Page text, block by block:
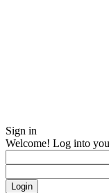
Sign in
Welcome! Log into